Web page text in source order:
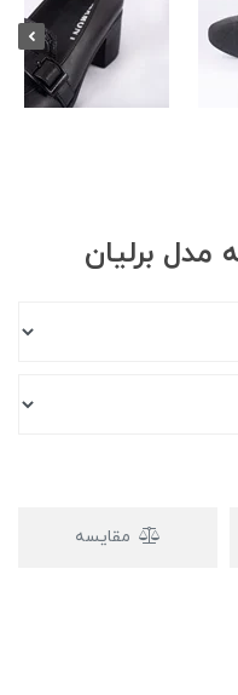
برلیان
مقایسه